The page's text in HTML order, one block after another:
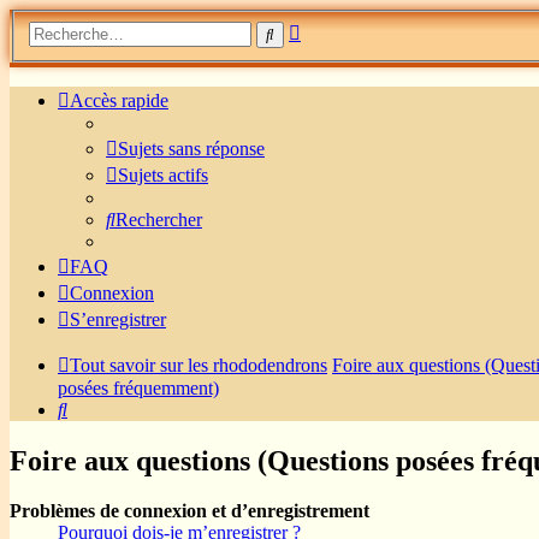
Rechercher
Recherche
Accès rapide
Sujets sans réponse
Sujets actifs
Rechercher
FAQ
Connexion
S’enregistrer
Tout savoir sur les rhododendrons Foire aux questions
posées fréquemment)
Rechercher
Foire aux questions (Questions posées
Problèmes de connexion et d’enregistrement
Pourquoi dois-je m’enregistrer ?